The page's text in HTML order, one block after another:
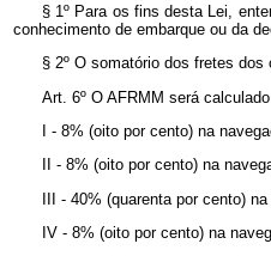
§ 1º Para os fins desta Lei,
conhecimento de embarque ou da
§ 2º O somatório dos fretes
Art. 6º O AFRMM será
I - 8% (oito por cento) na
II - 8% (oito por cento) na
III - 40% (quarenta por cento)
IV - 8% (oito por cento) na